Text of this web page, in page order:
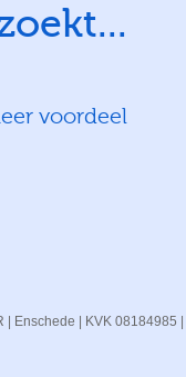
voordeel
Enschede | KVK 08184985 |